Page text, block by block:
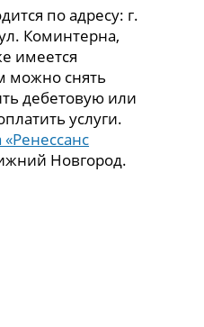
по адресу: г.
Коминтерна,
имеется
можно снять
дебетовую или
услуги.
Новгород.